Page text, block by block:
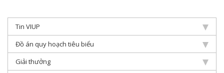
Tin VIUP
Đồ án quy hoạch tiêu biểu
Giải thưởng